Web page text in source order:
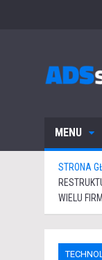
MENU
STRONA
WIELU FIRM